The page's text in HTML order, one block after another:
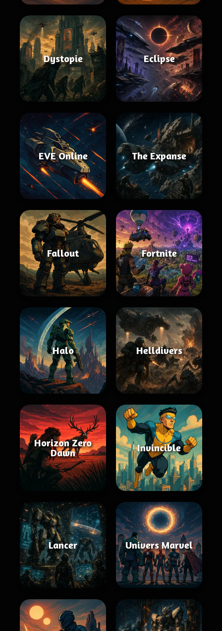
Dystopie Eclipse
EVE Online The Expanse
Fallout Fortnite
Halo Helldivers
Horizon Zero
Dawn
Invincible
Lancer Univers Marvel